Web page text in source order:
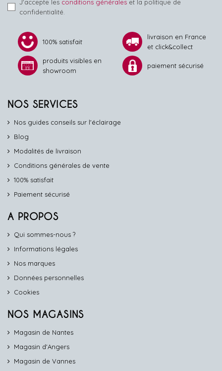
J'accepte les conditions générales et la politique de
confidentialité.
100% satisfait
livraison en France
et click&collect
produits visibles en
showroom
paiement sécurisé
NOS SERVICES
Nos guides conseils sur l'éclairage
Blog
Modalités de livraison
Conditions générales de vente
100% satisfait
Paiement sécurisé
A PROPOS
Qui sommes-nous ?
Informations légales
Nos marques
Données personnelles
Cookies
NOS MAGASINS
Magasin de Nantes
Magasin d'Angers
Magasin de Vannes